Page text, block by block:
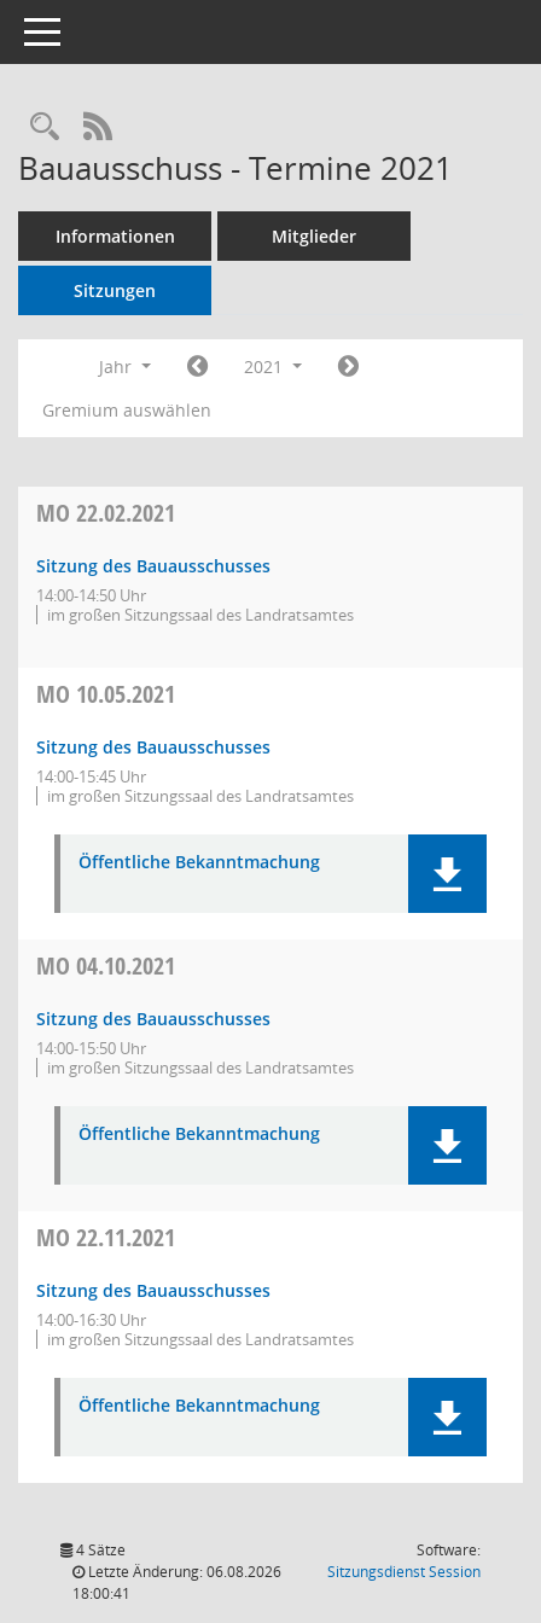
Toggle navigation
RSS-Feed
Bauausschuss - Termine 2021
Informationen Mitglieder
Sitzungen
Jahr
2021
Gremium auswählen
MO 22.02.2021
Sitzung des Bauausschusses
14:00-14:50 Uhr
im großen Sitzungssaal des Landratsamtes
MO 10.05.2021
Sitzung des Bauausschusses
14:00-15:45 Uhr
im großen Sitzungssaal des Landratsamtes
Öffentliche Bekanntmachung
MO 04.10.2021
Sitzung des Bauausschusses
14:00-15:50 Uhr
im großen Sitzungssaal des Landratsamtes
Öffentliche Bekanntmachung
MO 22.11.2021
Sitzung des Bauausschusses
14:00-16:30 Uhr
im großen Sitzungssaal des Landratsamtes
Öffentliche Bekanntmachung
4 Sätze
Letzte Änderung: 06.08.2026
18:00:41
Software:
SitzungsdienstSession(Wird in